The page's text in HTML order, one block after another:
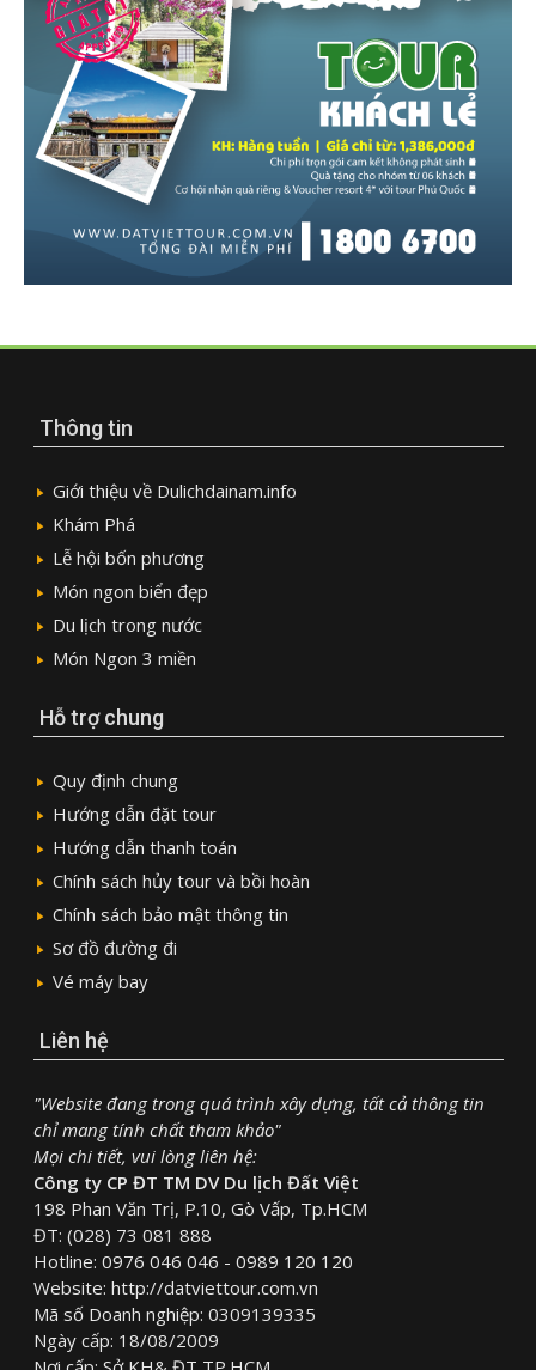
Thông tin
Giới thiệu về Dulichdainam.info
Khám Phá
Lễ hội bốn phương
Món ngon biển đẹp
Du lịch trong nước
Món Ngon 3 miền
Hỗ trợ chung
Quy định chung
Hướng dẫn đặt tour
Hướng dẫn thanh toán
Chính sách hủy tour và bồi hoàn
Chính sách bảo mật thông tin
Sơ đồ đường đi
Vé máy bay
Liên hệ
"Website đang trong quá trình xây dựng, tất cả thông tin
chỉ mang tính chất tham khảo"
Mọi chi tiết, vui lòng liên hệ:
Công ty CP ĐT TM DV Du lịch Đất Việt
198 Phan Văn Trị, P.10, Gò Vấp, Tp.HCM
ĐT: (028) 73 081 888
Hotline: 0976 046 046 - 0989 120 120
Website: http://datviettour.com.vn
Mã số Doanh nghiệp: 0309139335
Ngày cấp: 18/08/2009